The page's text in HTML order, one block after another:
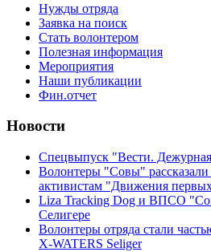
Нужды отряда
Заявка на поиск
Стать волонтером
Полезная информация
Мероприятия
Наши публикации
Фин.отчет
Новости
Спецвыпуск "Вести. Дежурная
Волонтеры "Совы" рассказали
активистам "Движения
Liza Tracking Dog и ВПСО
Селигере
Волонтеры отряда стали
X-WATERS Seliger